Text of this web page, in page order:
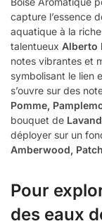
capture l’essence
aquatique à la
talentueux Alberto
notes vibrantes et
symbolisant le lien
s’ouvre sur des
Pomme,
bouquet de
déployer sur un
Amberwood,
Pour
des eaux